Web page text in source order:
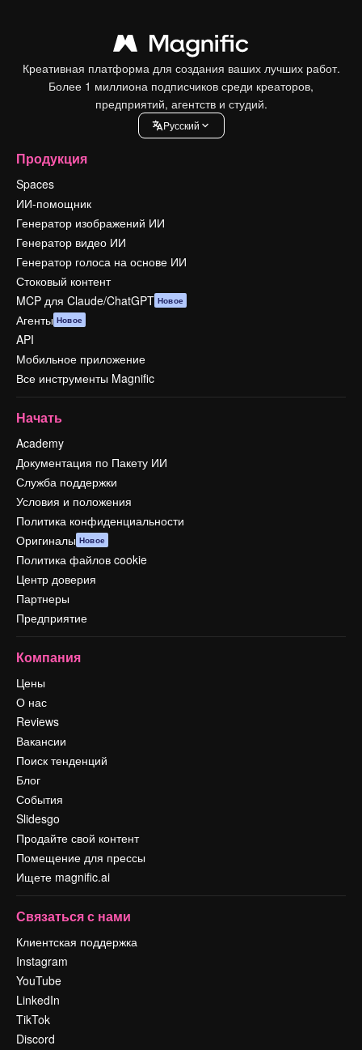
Креативная платформа для создания ваших лучших работ.
Более 1 миллиона подписчиков среди креаторов,
предприятий, агентств и студий.
Pусский
Продукция
Spaces
ИИ-помощник
Генератор изображений ИИ
Генератор видео ИИ
Генератор голоса на основе ИИ
Стоковый контент
MCP для Claude/ChatGPT Новое
Агенты Новое
API
Мобильное приложение
Все инструменты Magnific
Начать
Academy
Документация по Пакету ИИ
Служба поддержки
Условия и положения
Политика конфиденциальности
Оригиналы Новое
Политика файлов cookie
Центр доверия
Партнеры
Предприятие
Компания
Цены
О нас
Reviews
Вакансии
Поиск тенденций
Блог
События
Slidesgo
Продайте свой контент
Помещение для прессы
Ищете magnific.ai
Связаться с нами
Клиентская поддержка
Instagram
YouTube
LinkedIn
TikTok
Discord